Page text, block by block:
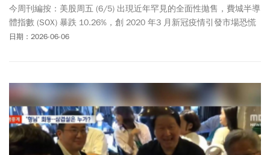
今周刊編按：美股周五 (6/5) 出現近年罕見的全面性拋售，費城半導
體指數 (SOX) 暴跌 10.26%，創 2020 年3 月新冠疫情引發市場恐慌
以來最大單日跌幅。半導體股最大利空就是漲多，其中，美光砍殺
水紀錄。
日期：2026-06-06